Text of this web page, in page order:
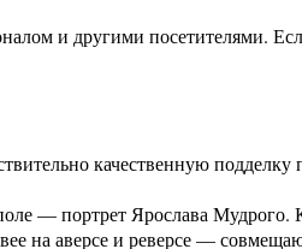
и другими посетителями.
качественную подделку
— портрет Ярослава Мудрого.
на аверсе и реверсе —